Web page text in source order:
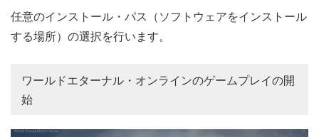
任意のインストール・パス（ソフトウェアをインストール
する場所）の選択を行います。
ワールドエターナル・オンラインのゲームプレイの開
始